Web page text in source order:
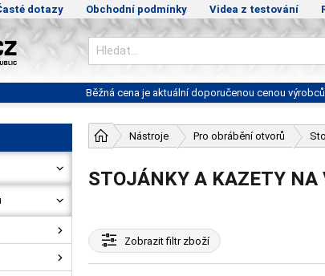
dotazy Obchodní podmínky Videa z testování
Běžná cena je aktuální doporučenou cenou
Nástroje Pro obrábění otvorů
STOJÁNKY A KAZETY NA
Zobrazitfiltr zboží